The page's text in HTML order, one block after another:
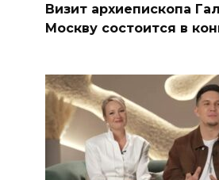
Визит архиепископа
Москву состоится в